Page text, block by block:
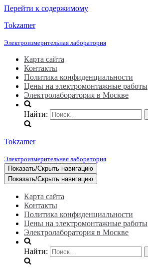
Перейти к содержимому
Tokzamer
Электроизмерительная лаборатория
Карта сайта
Контакты
Политика конфиденциальности
Цены на электромонтажные работы
Электролаборатория в Москве
Найти:
Tokzamer
Электроизмерительная лаборатория
Показать/Скрыть навигацию
Показать/Скрыть навигацию
Карта сайта
Контакты
Политика конфиденциальности
Цены на электромонтажные работы
Электролаборатория в Москве
Найти: